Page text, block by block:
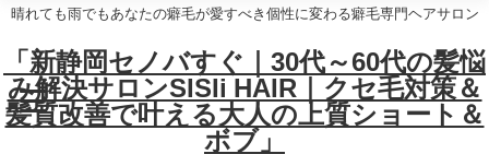
晴れても雨でもあなたの癖毛が愛すべき個性に変わる癖毛専門ヘアサロン
「新静岡セノバすぐ｜30代～60代の髪悩
み解決サロンSISIi HAIR｜クセ毛対策＆
髪質改善で叶える大人の上質ショート＆
ボブ」